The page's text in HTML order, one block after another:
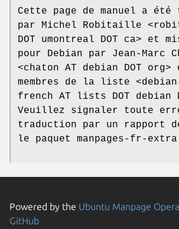
Cette page de manuel a
par Michel Robitaille
DOT umontreal DOT ca> et
pour Debian par Jean-Marc
<chaton AT debian DOT
membres de la liste
french AT lists DOT debian
Veuillez signaler toute
traduction par un rapport
le paquet manpages-fr-
Powered by the Ubuntu Manpage
GitHub